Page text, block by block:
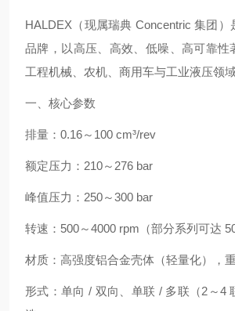
HALDEX（现属瑞典 Concentric 集团）
品牌，以高压、高效、低噪、高可靠性
工程机械、农机、商用车与工业液压领域
一、核心参数
排量：0.16～100 cm³/rev
额定压力：210～276 bar
峰值压力：250～300 bar
转速：500～4000 rpm（部分系列可达
材质：高强度铝合金壳体（轻量化），
形式：单向 / 双向、单联 / 多联（2～4